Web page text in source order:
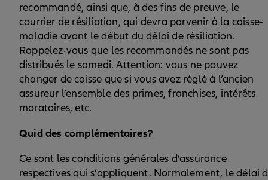
recommandé, ainsi que, à des fins de preuve, le
courrier de résiliation, qui devra parvenir à la caisse-
maladie avant le début du délai de résiliation.
Rappelez-vous que les recommandés ne sont pas
distribués le samedi. Attention: vous ne pouvez
changer de caisse que si vous avez réglé à l’ancien
assureur l’ensemble des primes, franchises, intérêts
moratoires, etc.
Quid des complémentaires?
Ce sont les conditions générales d’assurance
respectives qui s’appliquent. Normalement, le délai